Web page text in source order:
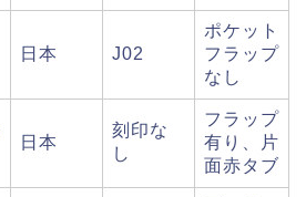
日本 J02
ポケット
フラップ
なし
日本
刻印な
し
フラップ
有り、片
面赤タブ